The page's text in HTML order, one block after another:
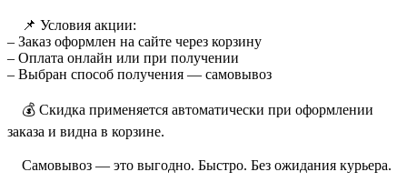
⠀ 📌 Условия акции:
– Заказ оформлен на сайте через корзину
– Оплата онлайн или при получении
– Выбран способ получения — самовывоз
⠀ 💰 Скидка применяется автоматически при оформлении
заказа и видна в корзине.
⠀ Самовывоз — это выгодно. Быстро. Без ожидания курьера.